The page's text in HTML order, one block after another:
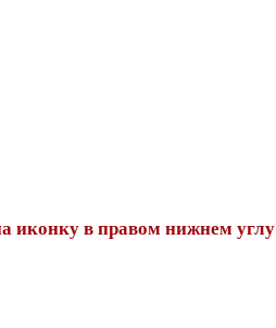
иконку в правом нижнем углу